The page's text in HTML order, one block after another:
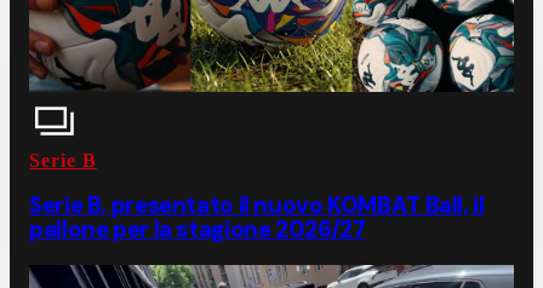
Serie B
Serie B, presentato il nuovo KOMBAT Ball, il
pallone per la stagione 2026/27